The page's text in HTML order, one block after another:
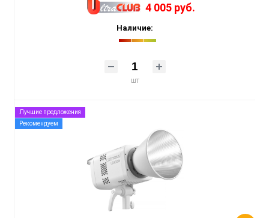
4 005 руб.
Наличие:
шт
Лучшие предложения
Рекомендуем